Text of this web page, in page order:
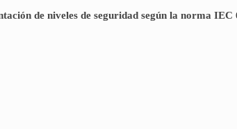
de niveles de seguridad según la norma IEC